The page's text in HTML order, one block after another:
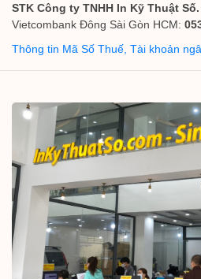
STK Công ty TNHH In Kỹ Thuật Số.
Vietcombank Đông Sài Gòn HCM:
Thông tin Mã Số Thuế, Tài khoản